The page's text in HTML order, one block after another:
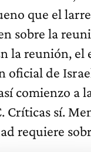
que el
sobre la
la reunión, el
oficial de
comienzo a
Críticas sí.
requiere